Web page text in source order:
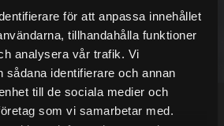
för att anpassa innehållet
tillhandahålla funktioner
analysera vår trafik. Vi
sådana identifierare och annan
till de sociala medier och
som vi samarbetar med.
SUBSCRIBE
processed in accordance with ourprivacy policy